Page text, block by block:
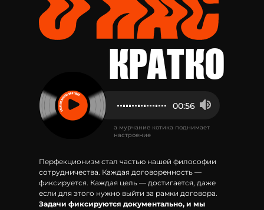
Перфекционизм стал частью нашей философии
сотрудничества. Каждая договоренность —
фиксируется. Каждая цель — достигается, даже
если для этого нужно выйти за рамки договора.
Задачи фиксируются документально, и мы
КРАТКО
00:56
а мурчание котика поднимает
настроение